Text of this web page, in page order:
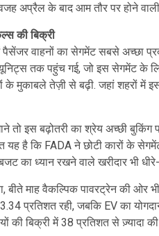
अप्रैल के बाद आम तौर पर होने
की बिक्री
वाहनों का सेगमेंट सबसे अच्छा
तक पहुंच गई, जो इस सेगमेंट के लिए
के मुकाबले तेज़ी से बढ़ी. जहां शहरों में
तो इस बढ़ोतरी का श्रेय अच्छी बुकिंग
यह है कि FADA ने छोटी कारों के
का ध्यान रखने वाले खरीदार भी धीरे-
बीते माह वैकल्पिक पावरट्रेन की ओर
प्रतिशत रही, जबकि EV का
की बिक्री में 38 प्रतिशत से ज़्यादा की